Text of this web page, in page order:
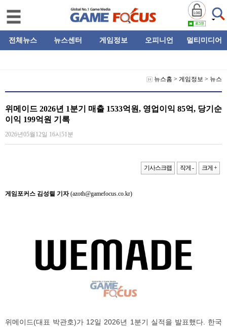
전체뉴스 뉴스센터 게임정보 오피니언 멀티미디어
뉴스홈 > 게임정보 > 뉴스
위메이드 2026년 1분기 매출 1533억원, 영업이익 85억, 당기순
이익 199억원 기록
2026년05월12일 16시51분
기사스크랩 작게 - 크게 +
게임포커스 김성렬 기자(azoth@gamefocus.co.kr)
위메이드(대표 박관호)가 12일 2026년 1분기 실적을 발표했다. 한국